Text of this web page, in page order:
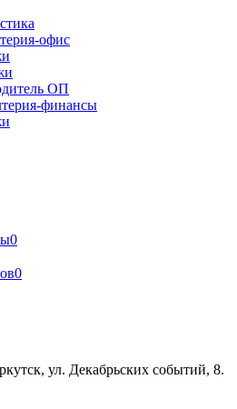
офис
ОП
финансы
0
0
ул. Декабрьских событий, 8.